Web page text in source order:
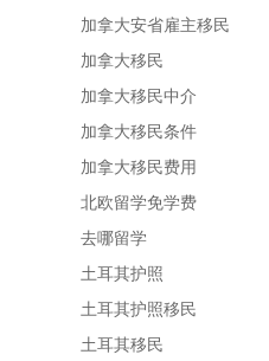
加拿大安省雇主移民
加拿大移民
加拿大移民中介
加拿大移民条件
加拿大移民费用
北欧留学免学费
去哪留学
土耳其护照
土耳其护照移民
土耳其移民